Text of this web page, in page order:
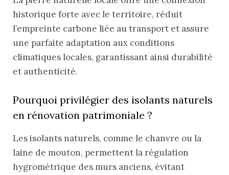
historique forte avec le territoire, réduit
l’empreinte carbone liée au transport et assure
une parfaite adaptation aux conditions
climatiques locales, garantissant ainsi durabilité
et authenticité.
Pourquoi privilégier des isolants naturels
en rénovation patrimoniale ?
Les isolants naturels, comme le chanvre ou la
laine de mouton, permettent la régulation
hygrométrique des murs anciens, évitant